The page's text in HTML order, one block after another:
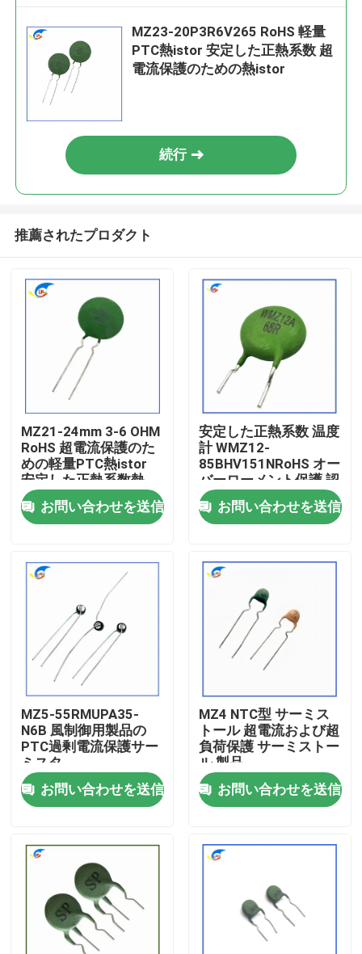
家へ
わたしたち に つい て
工場 ツアー
品質管理
連絡 ください
ニュース
事件
PTCのサーミスター
MZ23-20P3R6V265 RoHS 軽量
PTC熱istor 安定した正熱系数 超
電流保護のための熱istor
続行
推薦されたプロダクト
MZ21-24mm 3-6 OHM
RoHS 超電流保護のた
めの軽量PTC熱istor
安定した正熱系数熱
istor
お問い合わせを送信
安定した正熱系数 温度
計 WMZ12-
85BHV151NRoHS オー
バーローメント保護 認
証 RoHS 対応
お問い合わせを送信
MZ5-55RMUPA35-
N6B 風制御用製品の
PTC過剰電流保護サー
ミスタ
お問い合わせを送信
MZ4 NTC型 サーミス
トール 超電流および超
負荷保護 サーミストー
ル 製品
お問い合わせを送信